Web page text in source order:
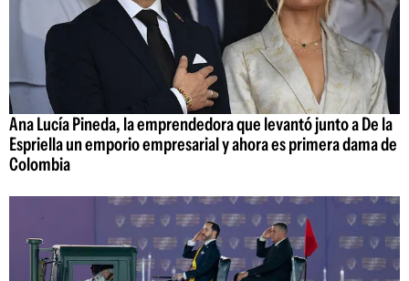
Ana Lucía Pineda, la emprendedora que levantó junto a De la
Espriella un emporio empresarial y ahora es primera dama de
Colombia